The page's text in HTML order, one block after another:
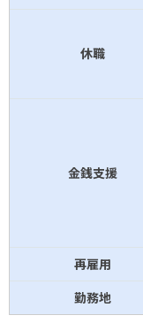
休職
金銭支援
再雇用
勤務地